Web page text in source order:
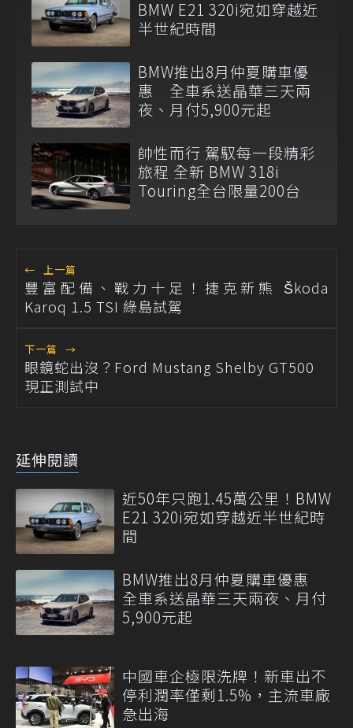
BMW E21 320i宛如穿越近
半世紀時間
BMW推出8月仲夏購車優
惠 全車系送晶華三天兩
夜、月付5,900元起
帥性而行 駕馭每一段精彩
旅程 全新 BMW 318i
Touring全台限量200台
← 上一篇
豐富配備、戰力十足！捷克新熊 Škoda
Karoq 1.5 TSI 綠島試駕
下一篇 →
眼鏡蛇出沒？Ford Mustang Shelby GT500
現正測試中
延伸閱讀
近50年只跑1.45萬公里！BMW
E21 320i宛如穿越近半世紀時
間
BMW推出8月仲夏購車優惠
全車系送晶華三天兩夜、月付
5,900元起
中國車企極限洗牌！新車出不
停利潤率僅剩1.5%，主流車廠
急出海